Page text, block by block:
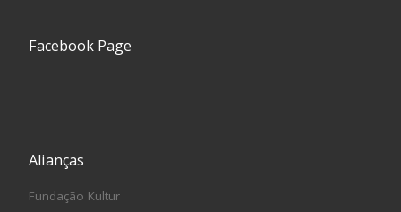
Facebook Page
Alianças
Fundação Kultur